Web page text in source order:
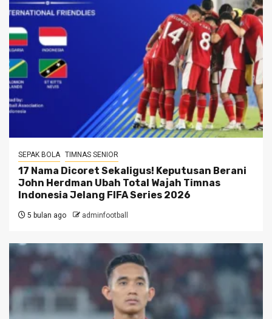
SEPAK BOLA TIMNAS SENIOR
17 Nama Dicoret Sekaligus! Keputusan Berani
John Herdman Ubah Total Wajah Timnas
Indonesia Jelang FIFA Series 2026
5 bulan ago adminfootball